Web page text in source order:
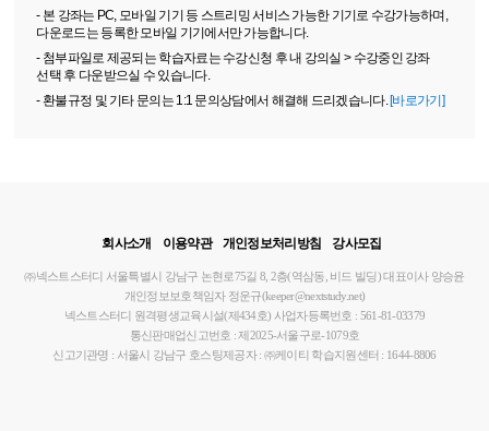
- 본 강좌는 PC, 모바일 기기 등 스트리밍 서비스 가능한 기기로 수강가능하며,
다운로드는 등록한 모바일 기기에서만 가능합니다.
- 첨부파일로 제공되는 학습자료는 수강신청 후 내 강의실 > 수강중인 강좌
선택 후 다운받으실 수 있습니다.
- 환불규정 및 기타 문의는 1:1 문의상담에서 해결해 드리겠습니다.[바로가기]
회사소개 이용약관 개인정보처리방침 강사모집
㈜넥스트스터디 서울특별시 강남구 논현로75길 8, 2층(역삼동, 비드 빌딩)대표이사 양승윤
개인정보보호책임자 정운규(keeper@nextstudy.net)
넥스트스터디 원격평생교육시설(제434호) 사업자등록번호 : 561-81-03379
통신판매업신고번호 : 제2025-서울구로-1079호
신고기관명 : 서울시 강남구 호스팅제공자 : ㈜케이티 학습지원센터 : 1644-8806